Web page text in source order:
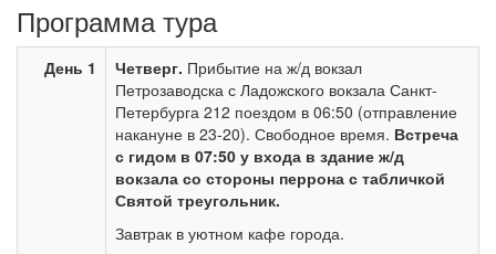
Программа тура
День 1 Четверг. Прибытие на ж/д вокзал
Петрозаводска с Ладожского вокзала Санкт-
Петербурга 212 поездом в 06:50 (отправление
накануне в 23-20). Свободное время. Встреча
с гидом в 07:50 у входа в здание ж/д
вокзала со стороны перрона с табличкой
Святой треугольник.
Завтрак в уютном кафе города.